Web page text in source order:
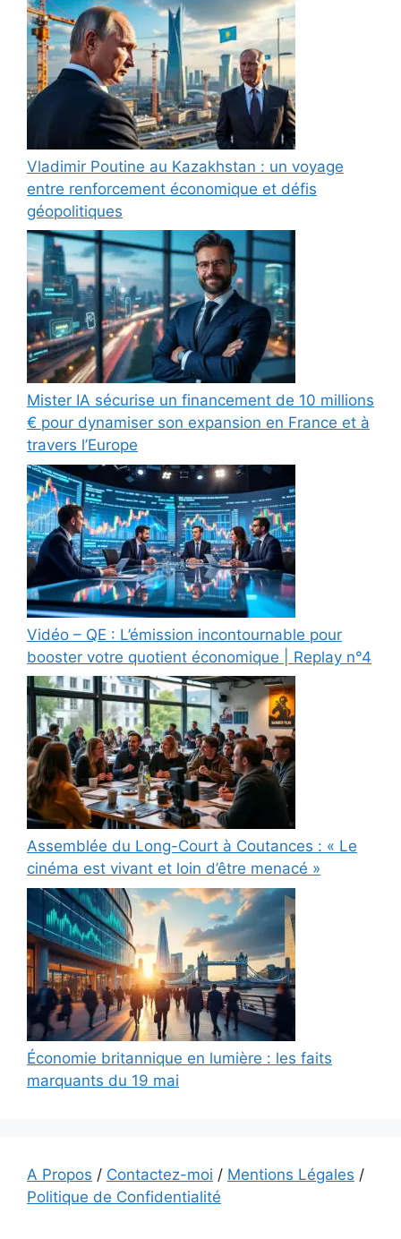
Vladimir Poutine au Kazakhstan : un voyage
entre renforcement économique et défis
géopolitiques
Mister IA sécurise un financement de 10 millions
€ pour dynamiser son expansion en France et à
travers l’Europe
Vidéo – QE : L’émission incontournable pour
booster votre quotient économique | Replay n°4
Assemblée du Long-Court à Coutances : « Le
cinéma est vivant et loin d’être menacé »
Économie britannique en lumière : les faits
marquants du 19 mai
A Propos / Contactez-moi / Mentions Légales /
Politique de Confidentialité